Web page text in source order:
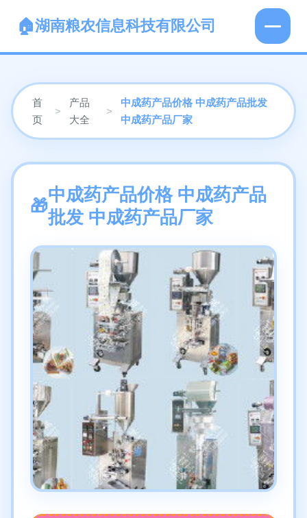
湖南粮农信息科技有限公司
首
页
>
产品
大全
>
中成药产品价格 中成药产品批发
中成药产品厂家
中成药产品价格 中成药产品
批发 中成药产品厂家